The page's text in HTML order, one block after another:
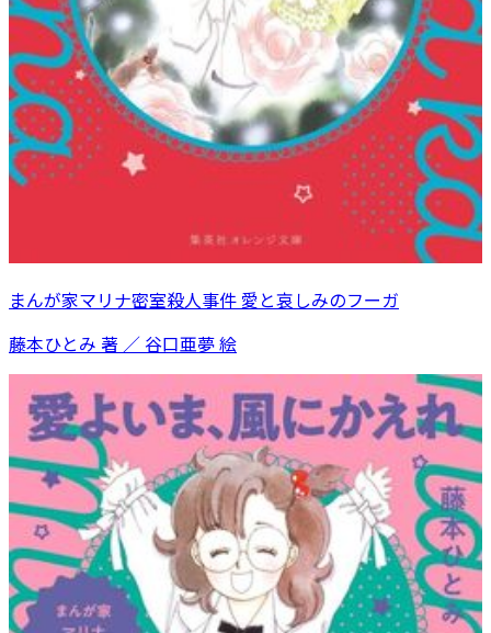
まんが家マリナ密室殺人事件 愛と哀しみのフーガ
藤本ひとみ 著 ／ 谷口亜夢 絵